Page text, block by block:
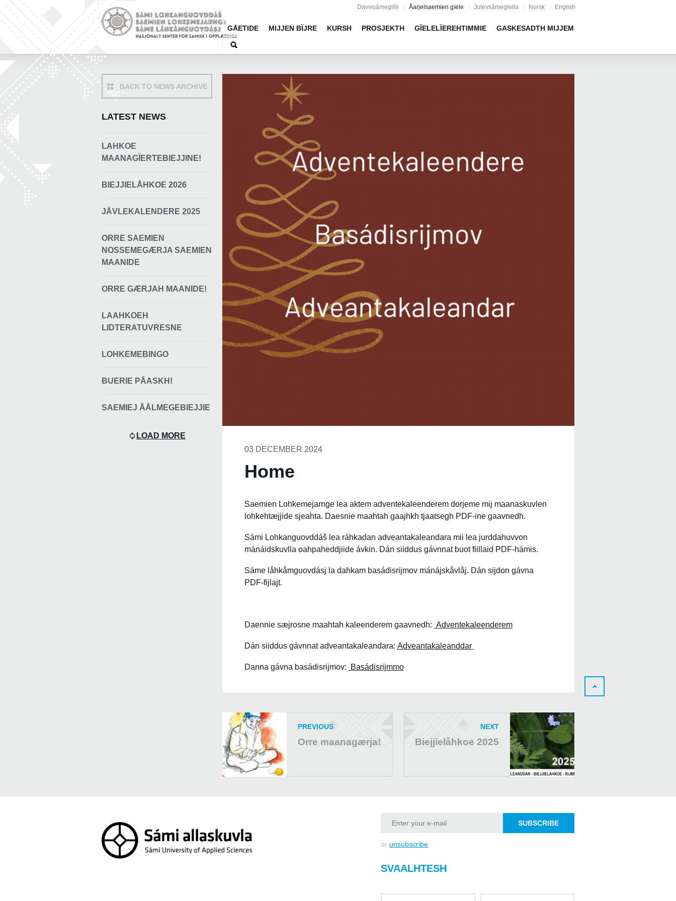
Jump to navigationDavvisámegillii Åarjelsaemien gïele Julevsámegiella Norsk English
GÅETIDE MIJJEN BÏJRE KURSH PROSJEKTH GÏELELÏEREHTIMMIE GASKESADTH MIJJEM
BACK TO NEWS ARCHIVE
LATEST NEWS
LAHKOE
MAANAGÏERTEBIEJJINE!
BIEJJIELÅHKOE 2026
JÅVLEKALENDERE 2025
ORRE SAEMIEN
NOSSEMEGÆRJA SAEMIEN
MAANIDE
ORRE GÆRJAH MAANIDE!
LAAHKOEH
LIDTERATUVRESNE
LOHKEMEBINGO
BUERIE PÅASKH!
SAEMIEJ ÅÅLMEGEBIEJJIE
LOAD MORE
03 DECEMBER 2024
Home
Saemien Lohkemejarnge lea aktem adventekaleenderem dorjeme mij maanaskuvlen
lohkehtæjjide sjeahta. Daesnie maahtah gaajhkh tjaatsegh PDF-ine gaavnedh.
Sámi Lohkanguovddáš lea ráhkadan adveantakaleandara mii lea jurddahuvvon
mánáidskuvlla oahpaheddjiide ávkin. Dán siiddus gávnnat buot fiillaid PDF-hámis.
Sáme låhkåmguovdásj la dahkam basádisrijmov mánájskåvlåj. Dán sijdon gávna
PDF-fijlajt.
Daennie sæjrosne maahtah kaleenderem gaavnedh: Adventekaleenderem
Dán siiddus gávnnat adveantakaleandara: Adveantakaleanddar
Danna gávna basádisrijmov: Basádisrijmmo
PREVIOUS
Orre maanagærja!
NEXT
Biejjielåhkoe 2025
or unsubscribe
SVAALHTESH